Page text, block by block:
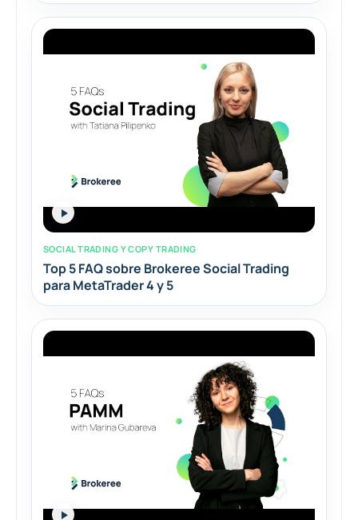
SOCIAL TRADING Y COPY TRADING
Top 5 FAQ sobre Brokeree Social Trading
para MetaTrader 4 y 5